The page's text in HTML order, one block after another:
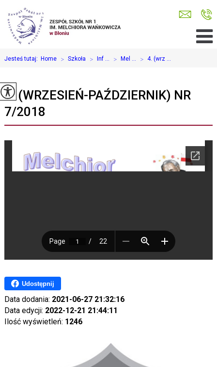
Jesteś tutaj: Home > Szkoła > Inf ... > Mel ... > 4. (wrz ...
4. (WRZESIEŃ-PAŹDZIERNIK) NR
7/2018
Udostępnij
Data dodania: 2021-06-27 21:32:16
Data edycji: 2022-12-21 21:44:11
Ilość wyświetleń: 1246